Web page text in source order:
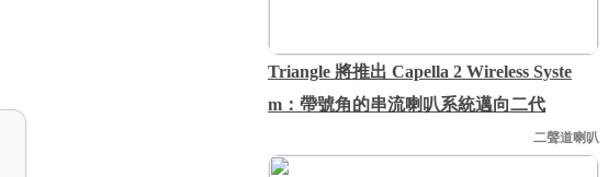
Triangle 將推出 Capella 2 Wireless Syste
m：帶號角的串流喇叭系統邁向二代
二聲道喇叭